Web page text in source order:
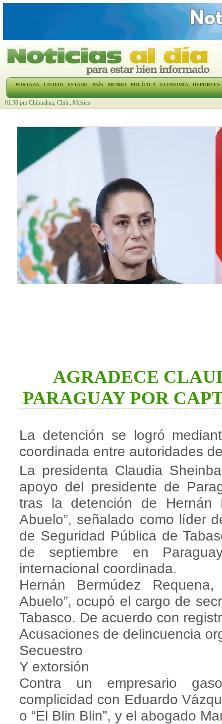
PORTADA CIUDAD ESTADO PAÍS MUNDO POLÍTICA ECONOMÍA DEPORTES
01:50 pm Chihuahua, Chih., México
AGRADECE
PARAGUAY POR
La detención se logró
coordinada entre autoridades
La presidenta Claudia
apoyo del presidente de
tras la detención de Hernán
Abuelo”, señalado como líder
de Seguridad Pública de
de septiembre en
internacional coordinada.
Hernán Bermúdez
Abuelo”, ocupó el cargo de
Tabasco. De acuerdo con
Acusaciones de delincuencia
Secuestro
Y extorsión
Contra un empresario
complicidad con Eduardo
o “El Blin Blin”, y el abogado